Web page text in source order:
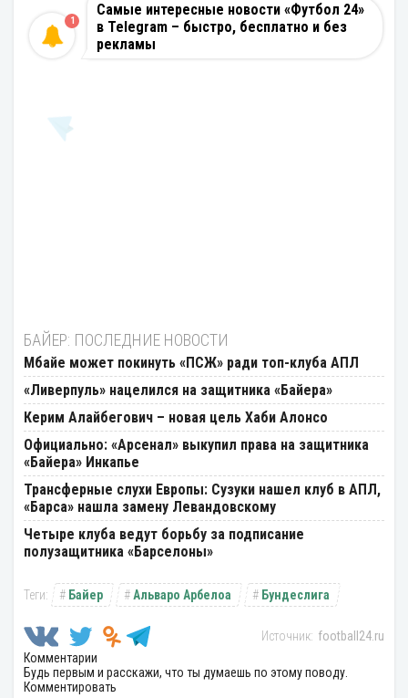
Самые интересные новости «Футбол 24»
в Telegram – быстро, бесплатно и без
рекламы
1
БАЙЕР: ПОСЛЕДНИЕ НОВОСТИ
Мбайе может покинуть «ПСЖ» ради топ-клуба АПЛ
«Ливерпуль» нацелился на защитника «Байера»
Керим Алайбегович – новая цель Хаби Алонсо
Официально: «Арсенал» выкупил права на защитника
«Байера» Инкапье
Трансферные слухи Европы: Сузуки нашел клуб в АПЛ,
«Барса» нашла замену Левандовскому
Четыре клуба ведут борьбу за подписание
полузащитника «Барселоны»
Байер Альваро Арбелоа Бундеслига
football24.ru
Комментарии
Будь первым и расскажи, что ты думаешь по этому поводу.
Комментировать